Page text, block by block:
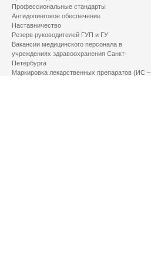
Профессиональные стандарты
Антидопинговое обеспечение
Наставничество
Резерв руководителей ГУП и ГУ
Вакансии медицинского персонала в
учреждениях здравоохранения Санкт-
Петербурга
Маркировка лекарственных препаратов (ИС –